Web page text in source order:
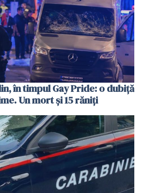
în timpul Gay Pride: o dubiță
Un mort și 15 răniți